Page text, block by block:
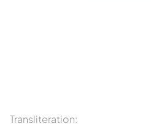
Transliteration: